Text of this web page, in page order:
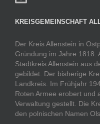
KREISGEMEINSCHAFT
Der Kreis Allenstein in
Gründung im Jahre 1818.
Stadtkreis Allenstein aus
gebildet. Der bisherige
Landkreis. Im Frühjahr
Roten Armee erobert und
Verwaltung gestellt. Die
den polnischen Namen